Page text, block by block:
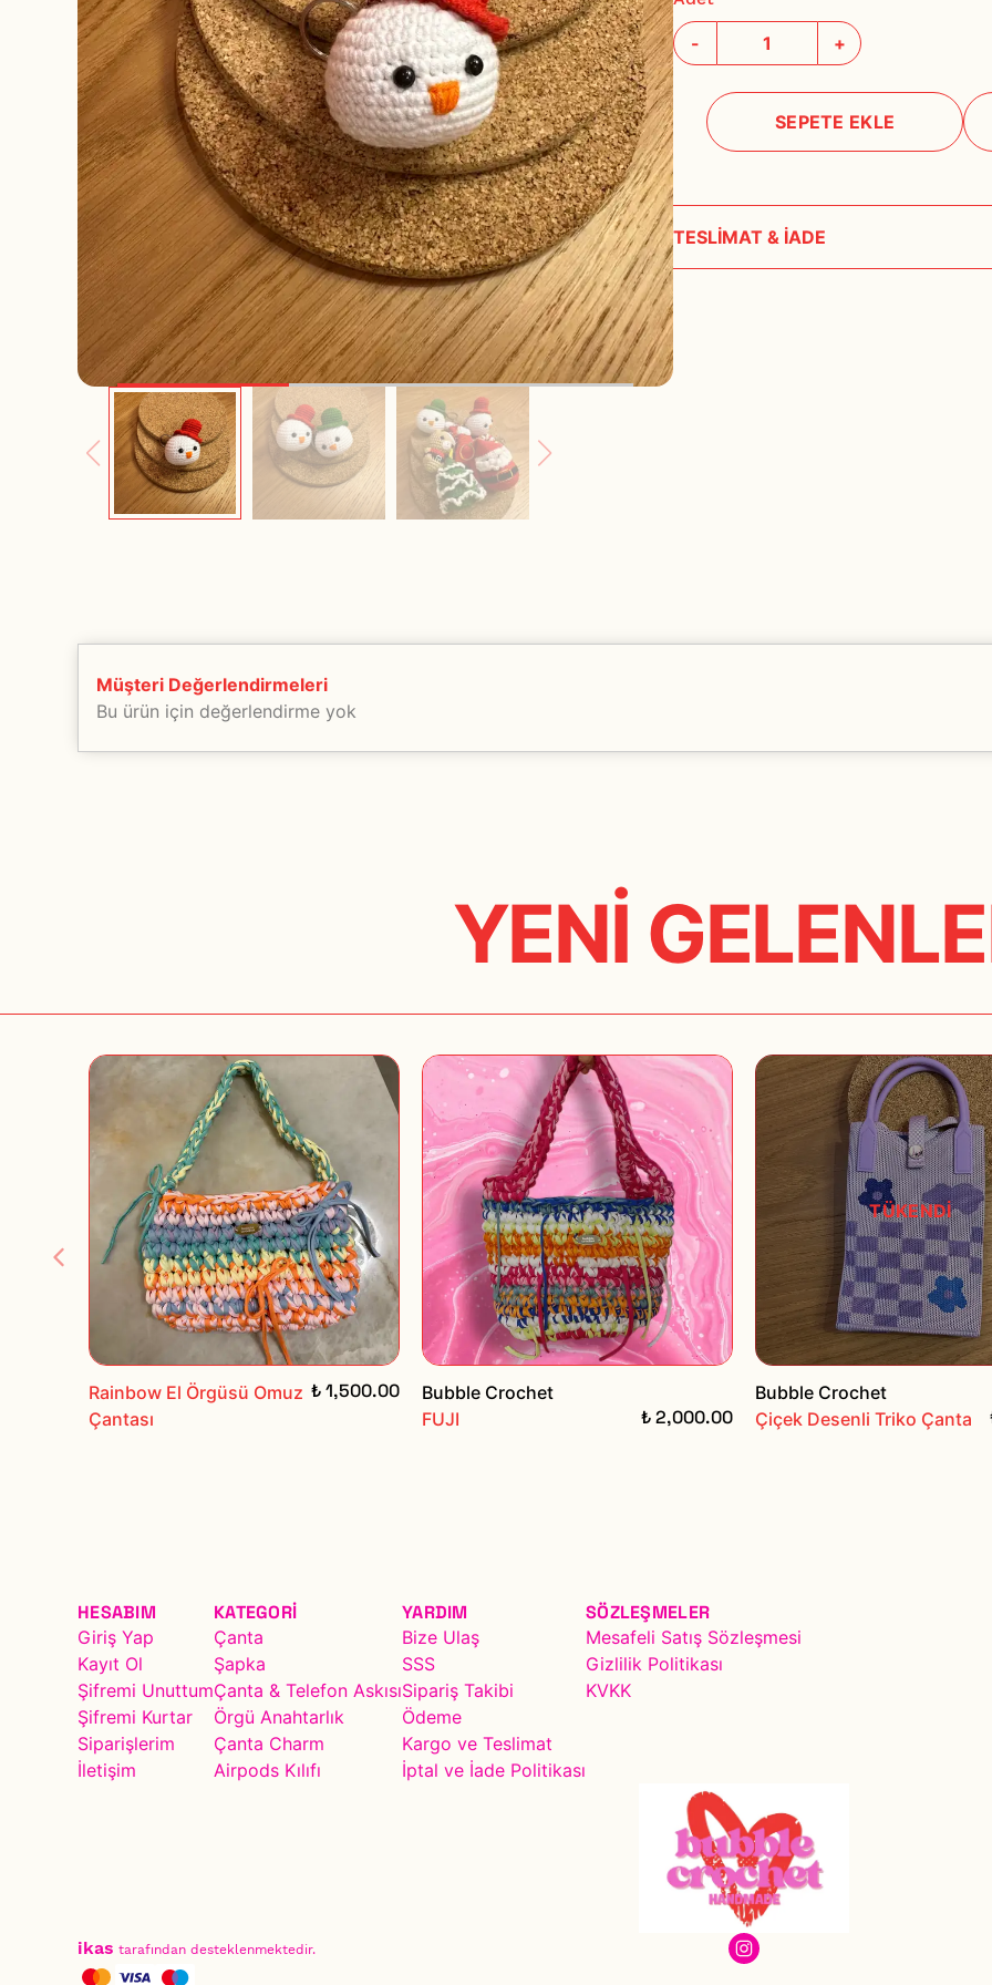
- +
SEPETE EKLE
TESLİMAT & İADE
Müşteri Değerlendirmeleri
Bu ürün için değerlendirme yok
YENİ
Rainbow El Örgüsü Omuz
Çantası
₺ 1,500.00
Bubble Crochet
FUJI
₺ 2,000.00
TÜKENDİ
Bubble Crochet
Çiçek Desenli Triko Çanta
HESABIM
Giriş Yap
Kayıt Ol
Şifremi Unuttum
Şifremi Kurtar
Siparişlerim
İletişim
KATEGORİ
Çanta
Şapka
Çanta & Telefon Askısı
Örgü Anahtarlık
Çanta Charm
Airpods Kılıfı
YARDIM
Bize Ulaş
SSS
Sipariş Takibi
Ödeme
Kargo ve Teslimat
İptal ve İade Politikası
SÖZLEŞMELER
Mesafeli Satış Sözleşmesi
Gizlilik Politikası
KVKK
ikas tarafından desteklenmektedir.